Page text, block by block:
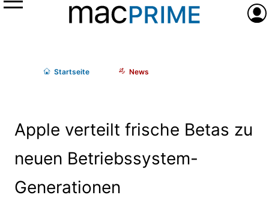
Menü
Startseite News
Apple verteilt frische Betas zu
neuen Betriebssystem-
Generationen